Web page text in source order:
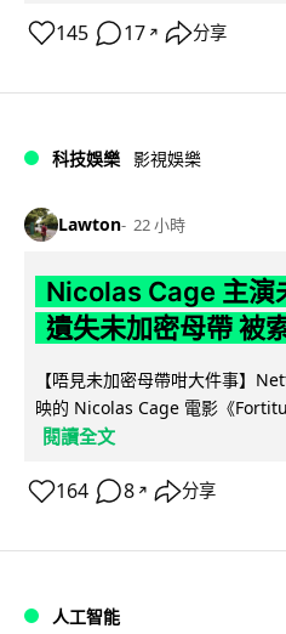
145 17 ↗ 分享
科技娛樂 影視娛樂
Lawton 22 小時
Nicolas Cage 主演
遺失未加密母帶 被
【唔見未加密母帶咁大件事】
映的 Nicolas Cage 電影《
閱讀全文
164 8 ↗ 分享
人工智能